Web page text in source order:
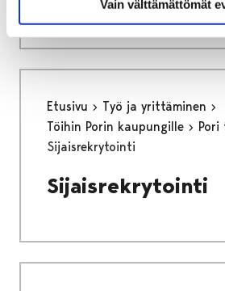
Vain välttämättömät
Etusivu
Työ ja yrittäminen
Töihin Porin kaupungille
Sijaisrekrytointi
Sijaisrekrytointi